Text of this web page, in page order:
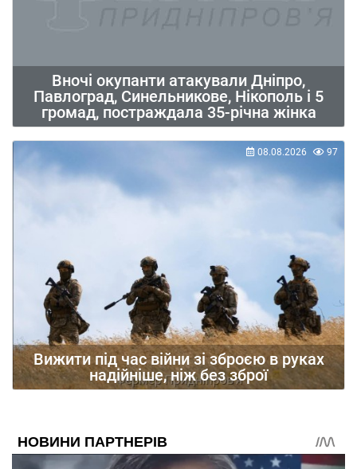
Вночі окупанти атакували Дніпро,
Павлоград, Синельникове, Нікополь і 5
громад, постраждала 35-річна жінка
Вижити під час війни зі зброєю в руках
надійніше, ніж без зброї
08.08.2026 97